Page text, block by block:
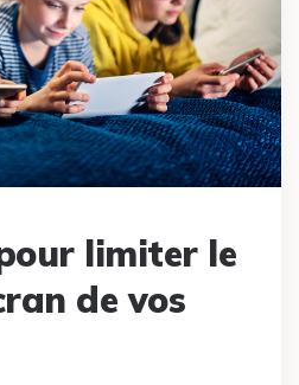
limiter le
de vos